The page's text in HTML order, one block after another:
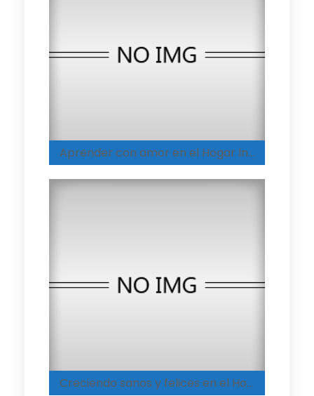
Aprender con amor en el Hogar Integral de Espinal
Creciendo sanos y felices en el Hogar Integral de Coyaima